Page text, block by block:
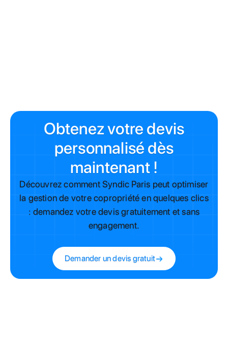
Obtenez votre devis
personnalisé dès
maintenant !
Découvrez comment Syndic Paris peut optimiser
la gestion de votre copropriété en quelques clics
: demandez votre devis gratuitement et sans
engagement.
Demander un devis gratuit